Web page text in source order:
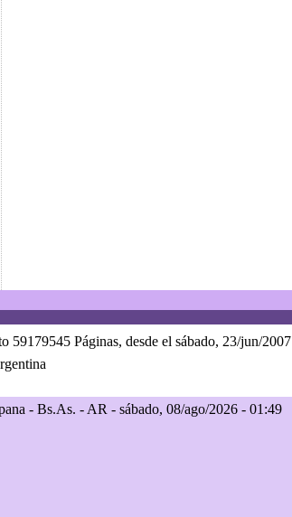
59179545 Páginas, desde el sábado, 23/jun/2007
- Bs.As. - AR - sábado, 08/ago/2026 - 01:49